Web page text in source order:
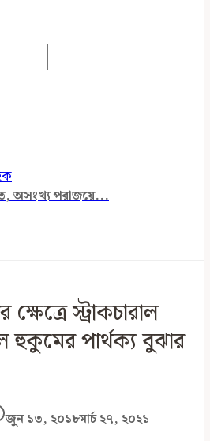
অসংখ্য পরাজয়ে...
স্ট্রাকচারাল
হুকুমের পার্থক্য বুঝার
জুন ১৩, ২০১৮মার্চ ২৭, ২০২১